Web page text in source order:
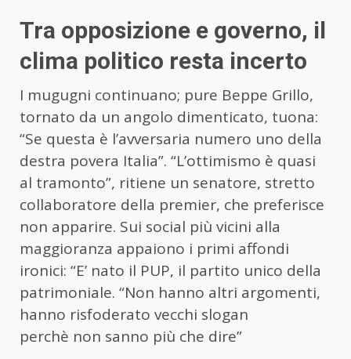
Tra opposizione e governo, il
clima politico resta incerto
I mugugni continuano; pure Beppe Grillo,
tornato da un angolo dimenticato, tuona:
“Se questa è l’avversaria numero uno della
destra povera Italia”. “L’ottimismo è quasi
al tramonto”, ritiene un senatore, stretto
collaboratore della premier, che preferisce
non apparire. Sui social più vicini alla
maggioranza appaiono i primi affondi
ironici: “E’ nato il PUP, il partito unico della
patrimoniale. “Non hanno altri argomenti,
hanno risfoderato vecchi slogan
perchè non sanno più che dire”